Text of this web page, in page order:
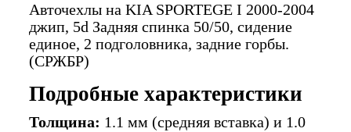
Авточехлы на KIA SPORTEGE I 2000-2004
джип, 5d Задняя спинка 50/50, сидение
единое, 2 подголовника, задние горбы.
(СРЖБР)
Подробные характеристики
Толщина: 1.1 мм (средняя вставка) и 1.0